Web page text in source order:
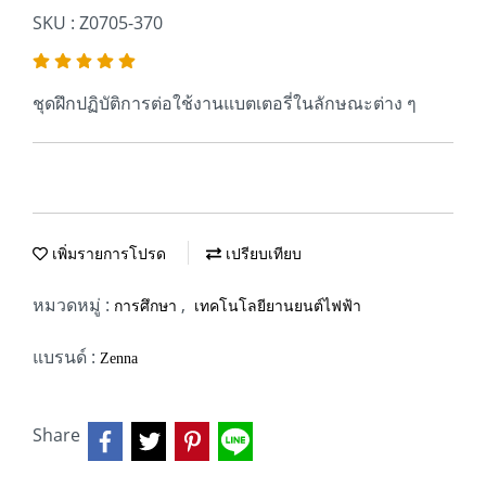
SKU : Z0705-370
ชุดฝึกปฏิบัติการต่อใช้งานแบตเตอรี่ในลักษณะต่าง ๆ
เพิ่มรายการโปรด เปรียบเทียบ
หมวดหมู่ : การศึกษา , เทคโนโลยียานยนต์ไฟฟ้า
แบรนด์ : Zenna
Share